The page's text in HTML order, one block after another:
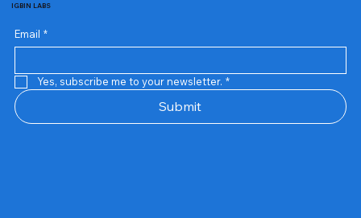
IGBIN LABS
Email *
Yes, subscribe me to your newsletter. *
Submit